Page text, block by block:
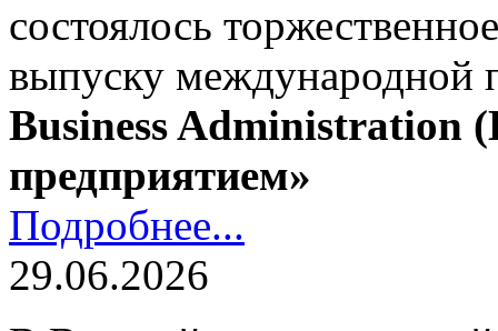
состоялось
выпуску
Business Administration
предприятием»
Подробнее...
29.06.2026